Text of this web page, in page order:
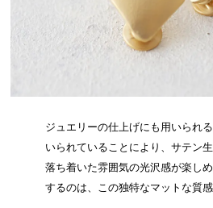
ジュエリーの仕上げにも用いられ
いられていることにより、サテン
落ち着いた雰囲気の光沢感が楽し
するのは、この独特なマットな質感